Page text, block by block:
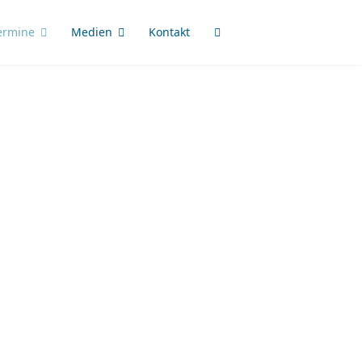
Medien Kontakt